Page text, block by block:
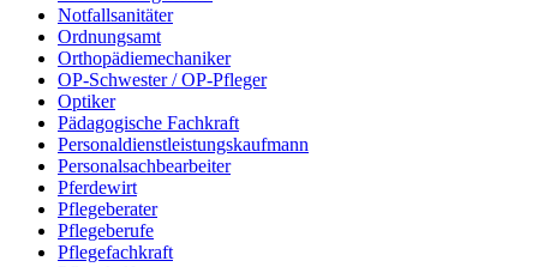
Notfallsanitäter
Ordnungsamt
Orthopädiemechaniker
OP-Schwester / OP-Pfleger
Optiker
Pädagogische Fachkraft
Personaldienstleistungskaufmann
Personalsachbearbeiter
Pferdewirt
Pflegeberater
Pflegeberufe
Pflegefachkraft